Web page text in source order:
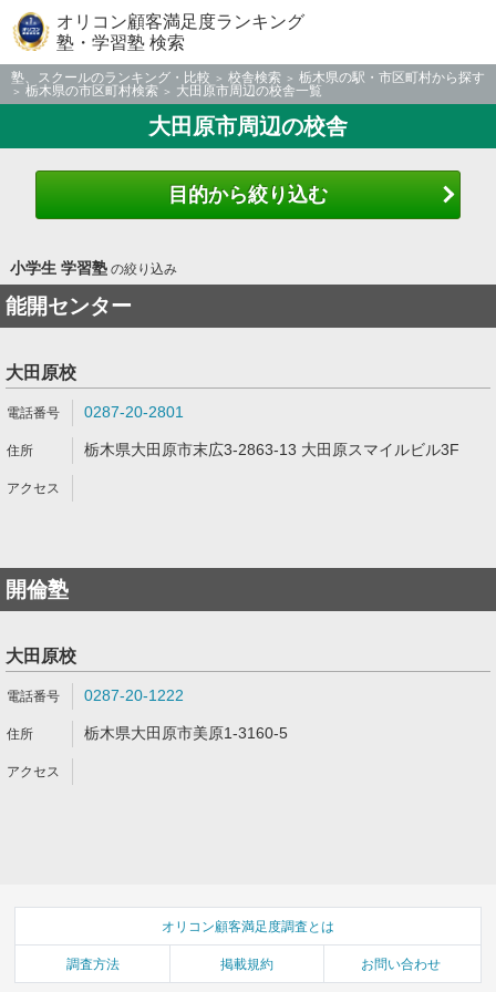
オリコン顧客満足度ランキング
塾・学習塾 検索
塾、スクールのランキング・比較 校舎検索
栃木県の駅・市区町村から探す
栃木県の市区町村検索
大田原市周辺の校舎一覧
大田原市周辺の校舎
目的から絞り込む
小学生 学習塾の絞り込み
能開センター
大田原校
0287-20-2801
栃木県大田原市末広3-2863-13 大田原スマイルビル3F
開倫塾
大田原校
0287-20-1222
栃木県大田原市美原1-3160-5
オリコン顧客満足度調査とは
調査方法 掲載規約 お問い合わせ